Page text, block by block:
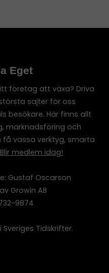
Eget
företag att växa? Driva
sajter för oss
besökare. Här finns allt
marknadsföring och
få vassa verktyg, smarta
Blir medlem idag!
Gustaf Oscarson
Growin AB
9874
Tidskrifter.